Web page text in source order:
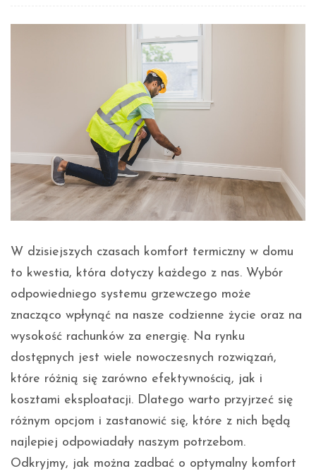
W dzisiejszych czasach komfort termiczny w domu
to kwestia, która dotyczy każdego z nas. Wybór
odpowiedniego systemu grzewczego może
znacząco wpłynąć na nasze codzienne życie oraz na
wysokość rachunków za energię. Na rynku
dostępnych jest wiele nowoczesnych rozwiązań,
które różnią się zarówno efektywnością, jak i
kosztami eksploatacji. Dlatego warto przyjrzeć się
różnym opcjom i zastanowić się, które z nich będą
najlepiej odpowiadały naszym potrzebom.
Odkryjmy, jak można zadbać o optymalny komfort